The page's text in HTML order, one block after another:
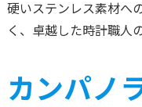
硬いステンレス素材へ
く、卓越した時計職人
カンパノ